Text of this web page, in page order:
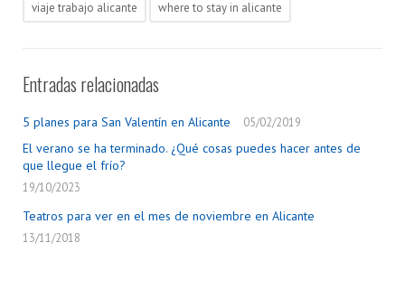
viaje trabajo alicante
where to stay in alicante
Entradas relacionadas
5 planes para San Valentín en Alicante 05/02/2019
El verano se ha terminado. ¿Qué cosas puedes hacer antes de
que llegue el frío?
19/10/2023
Teatros para ver en el mes de noviembre en Alicante
13/11/2018